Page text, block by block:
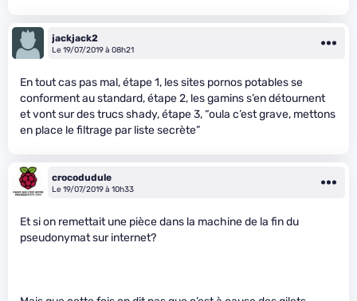
jackjack2
Le 19/07/2019 à 08h21
En tout cas pas mal, étape 1, les sites pornos potables se
conforment au standard, étape 2, les gamins s’en détournent
et vont sur des trucs shady, étape 3, “oula c’est grave, mettons
en place le filtrage par liste secrète”
crocodudule
Le 19/07/2019 à 10h33
Et si on remettait une pièce dans la machine de la fin du
pseudonymat sur internet?